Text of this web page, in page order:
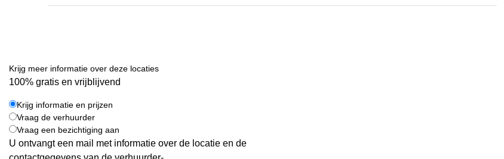
Krijg meer informatie over deze locaties
100% gratis en vrijblijvend
Krijg informatie en prijzen
Vraag de verhuurder
Vraag een bezichtiging aan
U ontvangt een mail met informatie over de locatie en de